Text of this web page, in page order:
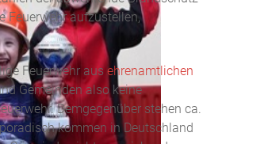
Feuerwehr aufzustellen,
Feuerwehr ausehrenamtlichen
Gemeinden also keine
Demgegenüber stehen ca.
kommen in Deutschland